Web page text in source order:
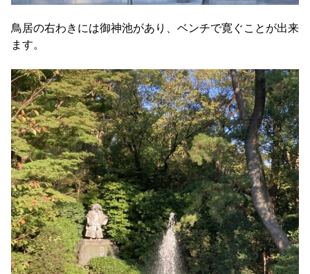
鳥居の右わきには御神池があり、ベンチで寛ぐことが出来
ます。